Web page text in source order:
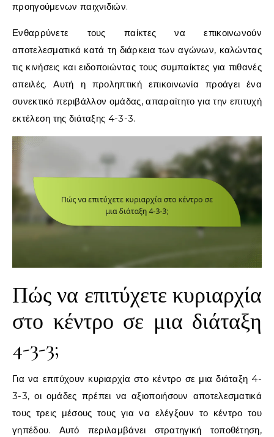
προηγούμενων παιχνιδιών.
Ενθαρρύνετε τους παίκτες να επικοινωνούν
αποτελεσματικά κατά τη διάρκεια των αγώνων, καλώντας
τις κινήσεις και ειδοποιώντας τους συμπαίκτες για πιθανές
απειλές. Αυτή η προληπτική επικοινωνία προάγει ένα
συνεκτικό περιβάλλον ομάδας, απαραίτητο για την επιτυχή
εκτέλεση της διάταξης 4-3-3.
Πώς να επιτύχετε κυριαρχία
στο κέντρο σε μια διάταξη
4-3-3;
Για να επιτύχουν κυριαρχία στο κέντρο σε μια διάταξη 4-
3-3, οι ομάδες πρέπει να αξιοποιήσουν αποτελεσματικά
τους τρεις μέσους τους για να ελέγξουν το κέντρο του
γηπέδου. Αυτό περιλαμβάνει στρατηγική τοποθέτηση,